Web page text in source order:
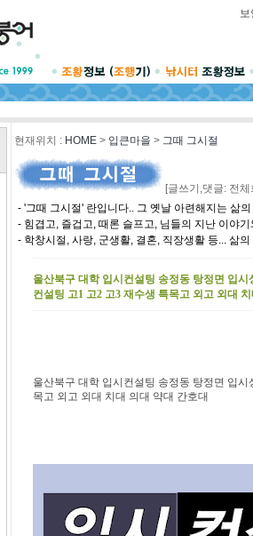
보
현재위치 : HOME > 입큰마을 > 그때 그시절
[글쓰기,댓글: 전
- '그때 그시절' 란입니다.. 그 옛날 아련해지는 삶
- 힘겹고, 즐겁고, 때론 슬프고, 님들의 지난 이야
- 학창시절, 사랑, 군생활, 결혼, 직장생활 등... 삶
울산북구 대학 입시컨설팅 송정동 탕정면 입
컨설팅 고1 고2 고3 재수생 특목고 외고 외대
울산북구 대학 입시컨설팅 송정동 탕정면 입
목고 외고 외대 치대 의대 약대 간호대